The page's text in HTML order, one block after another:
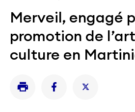
Merveil, engagé
promotion de
culture en